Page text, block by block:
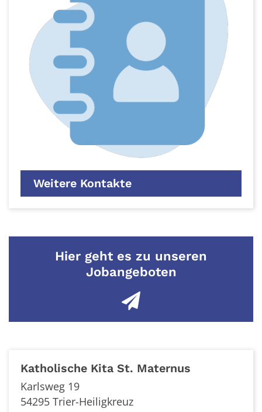
Weitere Kontakte
Hier geht es zu unseren
Jobangeboten
Katholische Kita St. Maternus
Karlsweg 19
54295 Trier-Heiligkreuz